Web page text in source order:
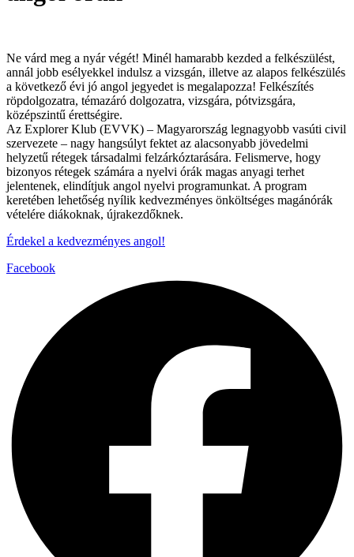
Ne várd meg a nyár végét! Minél hamarabb kezded a felkészülést,
annál jobb esélyekkel indulsz a vizsgán, illetve az alapos felkészülés
a következő évi jó angol jegyedet is megalapozza! Felkészítés
röpdolgozatra, témazáró dolgozatra, vizsgára, pótvizsgára,
középszintű érettségire.
Az Explorer Klub (EVVK) – Magyarország legnagyobb vasúti civil
szervezete – nagy hangsúlyt fektet az alacsonyabb jövedelmi
helyzetű rétegek társadalmi felzárkóztarására. Felismerve, hogy
bizonyos rétegek számára a nyelvi órák magas anyagi terhet
jelentenek, elindítjuk angol nyelvi programunkat. A program
keretében lehetőség nyílik kedvezményes önköltséges magánórák
vételére diákoknak, újrakezdőknek.
Érdekel a kedvezményes angol!
Facebook